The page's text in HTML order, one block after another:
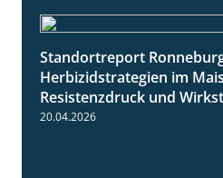
Standortreport
Herbizidstrategien im
Resistenzdruck und
20.04.2026